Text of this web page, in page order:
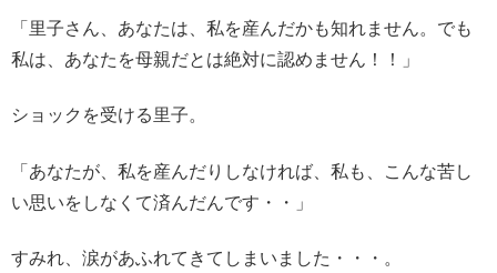
「里子さん、あなたは、私を産んだかも知れません。でも
私は、あなたを母親だとは絶対に認めません！！」
ショックを受ける里子。
「あなたが、私を産んだりしなければ、私も、こんな苦し
い思いをしなくて済んだんです・・」
すみれ、涙があふれてきてしまいました・・・。